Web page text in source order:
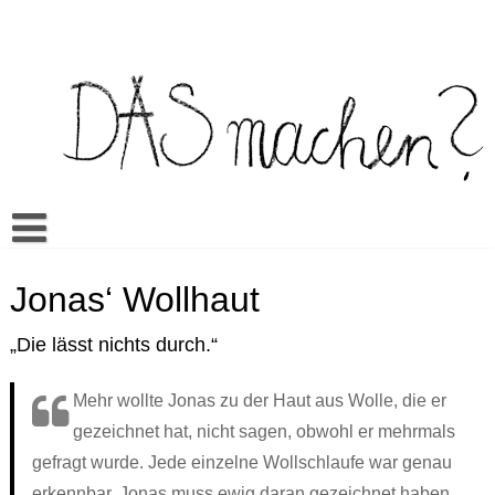
Video Bilderbuch
Multilingua
Doing it? Doing what?
ŞEY yapmak?
TO raditi?
Unterrichtsmaterialien
Es kann sein…
Spiel
Memory
Klassenwörterbuch
Mandos Kleiderkasten
Cansus Frage
Warum Das machen?
Sexualerziehung
Rezensionen
Mehr
Ein bisschen wie du // A little like you
Alles gut
Aktuell
Veranstaltungen
Jonas‘ Wollhaut
„Die lässt nichts durch.“
Mehr wollte Jonas zu der Haut aus Wolle, die er
gezeichnet hat, nicht sagen, obwohl er mehrmals
gefragt wurde. Jede einzelne Wollschlaufe war genau